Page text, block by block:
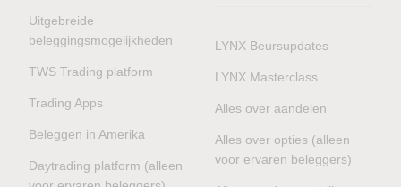
Uitgebreide
beleggingsmogelijkheden
TWS Trading platform
Trading Apps
Beleggen in Amerika
Daytrading platform (alleen
LYNX Beursupdates
LYNX Masterclass
Alles over aandelen
Alles over opties (alleen
voor ervaren beleggers)